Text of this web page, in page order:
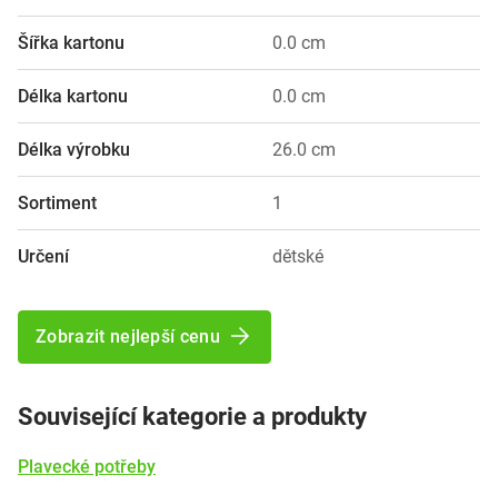
Šířka kartonu 0.0 cm
Délka kartonu 0.0 cm
Délka výrobku 26.0 cm
Sortiment 1
Určení dětské
Zobrazit nejlepší cenu
Související kategorie a produkty
Plavecké potřeby